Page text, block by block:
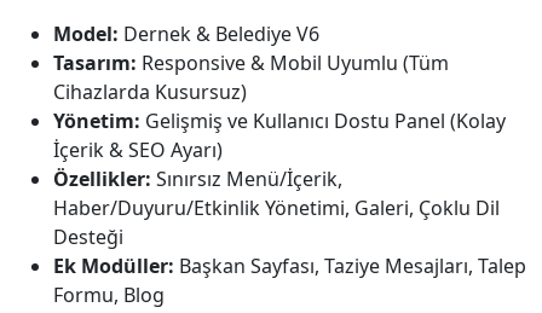
Model: Dernek & Belediye V6
Tasarım: Responsive & Mobil Uyumlu (Tüm
Cihazlarda Kusursuz)
Yönetim: Gelişmiş ve Kullanıcı Dostu Panel (Kolay
İçerik & SEO Ayarı)
Özellikler: Sınırsız Menü/İçerik,
Haber/Duyuru/Etkinlik Yönetimi, Galeri, Çoklu Dil
Desteği
Ek Modüller: Başkan Sayfası, Taziye Mesajları, Talep
Formu, Blog